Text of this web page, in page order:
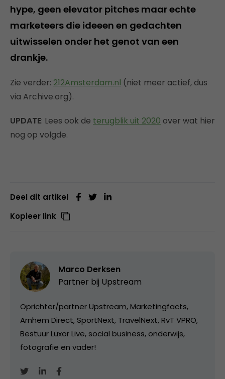
hype, geen elevator pitches maar echte
marketeers die ideeen en gedachten
uitwisselen onder het genot van een
drankje.
Zie verder: 212Amsterdam.nl (niet meer actief, dus
via Archive.org).
UPDATE: Lees ook de terugblik uit 2020 over wat hier
nog op volgde.
Deel dit artikel
Kopieer link
Marco Derksen
Partner bij Upstream
Oprichter/partner Upstream, Marketingfacts,
Arnhem Direct, SportNext, TravelNext, RvT VPRO,
Bestuur Luxor Live, social business, onderwijs,
fotografie en vader!